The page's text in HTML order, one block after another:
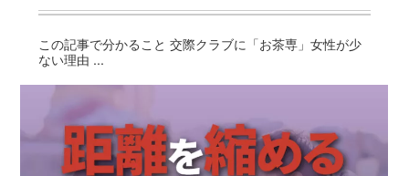
この記事で分かること 交際クラブに「お茶専」女性が少
ない理由 ...